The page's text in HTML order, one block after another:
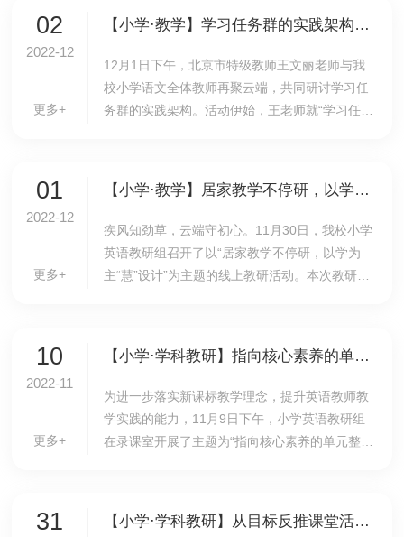
02
2022-12
更多+
【小学·教学】学习任务群的实践架构研讨——特级教师王文丽指导我校小学语文教学
12月1日下午，北京市特级教师王文丽老师与我
校小学语文全体教师再聚云端，共同研讨学习任
务群的实践架构。活动伊始，王老师就“学习任务
01
2022-12
更多+
【小学·教学】居家教学不停研，以学为主“慧”设计———英语组召开线上教学经验分享交流会
疾风知劲草，云端守初心。11月30日，我校小学
英语教研组召开了以“居家教学不停研，以学为
主“慧”设计”为主题的线上教研活动。本次教研活
10
2022-11
更多+
【小学·学科教研】指向核心素养的单元整体教学设计与实施——英语学科发展期教师公开课总结会
​为进一步落实新课标教学理念，提升英语教师教
学实践的能力，11月9日下午，小学英语教研组
在录课室开展了主题为“指向核心素养的单元整体
31 【小学·学科教研】从目标反推课堂活动设计——三年级备课组组织发展期教师对公开课进行反思